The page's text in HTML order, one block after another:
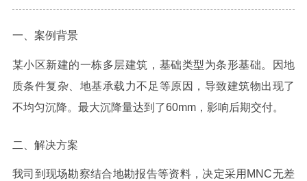
一、案例背景
某小区新建的一栋多层建筑，基础类型为条形基础。因地
质条件复杂、地基承载力不足等原因，导致建筑物出现了
不均匀沉降。最大沉降量达到了60mm，影响后期交付。
二、解决方案
我司到现场勘察结合地勘报告等资料，决定采用MNC无差